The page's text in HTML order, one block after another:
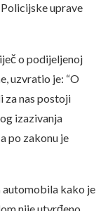
uprave
o podijeljenoj
uzvratio je: “O
za nas postoji
izazivanja
po zakonu je
automobila kako je